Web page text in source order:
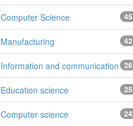
45
Computer Science
42
Manufacturing
26
Information and communication
25
Education science
24
Computer science